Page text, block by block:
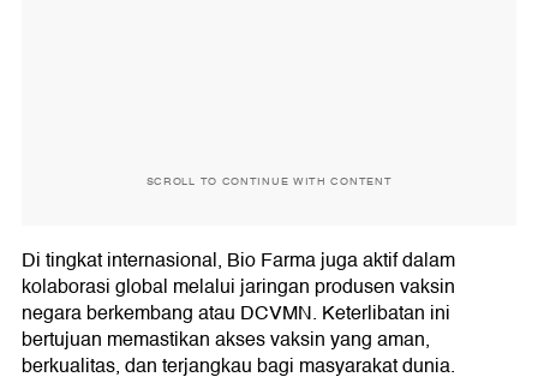
SCROLL TO CONTINUE WITH CONTENT
Di tingkat internasional, Bio Farma juga aktif dalam
kolaborasi global melalui jaringan produsen vaksin
negara berkembang atau DCVMN. Keterlibatan ini
bertujuan memastikan akses vaksin yang aman,
berkualitas, dan terjangkau bagi masyarakat dunia.